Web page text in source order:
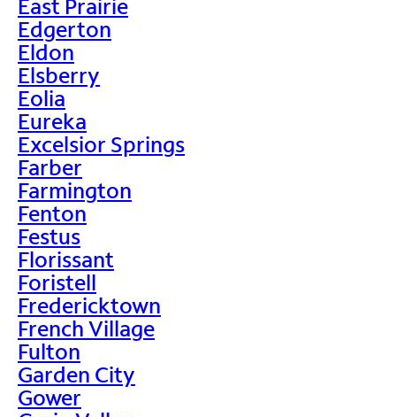
East Prairie
Edgerton
Eldon
Elsberry
Eolia
Eureka
Excelsior Springs
Farber
Farmington
Fenton
Festus
Florissant
Foristell
Fredericktown
French Village
Fulton
Garden City
Gower